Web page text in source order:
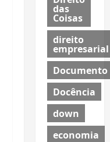
das
Coisas
direito
empresarial
Documento
Docência
down
economia